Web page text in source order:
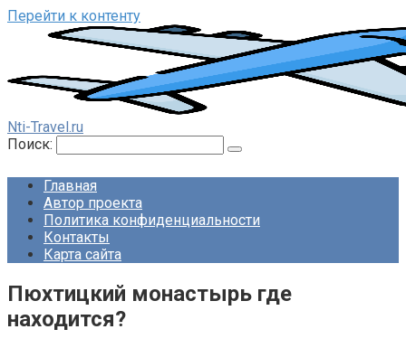
Перейти к контенту
Nti-Travel.ru
Поиск:
Главная
Автор проекта
Политика конфиденциальности
Контакты
Карта сайта
Пюхтицкий монастырь где
находится?